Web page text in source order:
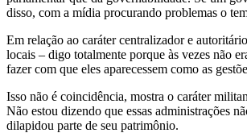
disso, com a mídia procurando problemas o
Em relação ao caráter centralizador e
locais – digo totalmente porque às vezes não
fazer com que eles aparecessem como as
Isso não é coincidência, mostra o caráter
Não estou dizendo que essas administrações
dilapidou parte de seu patrimônio.